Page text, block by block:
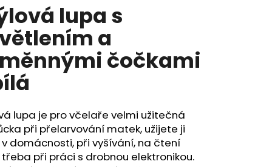
lupa s
a
čočkami
lupa je pro včelaře velmi užitečná
při přelarvování matek, užijete ji
v domácnosti, při vyšívání, na čtení
při práci s drobnou elektronikou.
Následující